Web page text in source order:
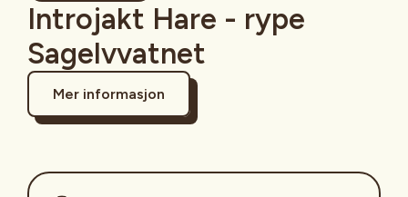
Introjakt Hare - rype
Sagelvvatnet
Mer informasjon